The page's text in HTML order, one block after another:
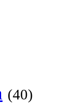
(40)